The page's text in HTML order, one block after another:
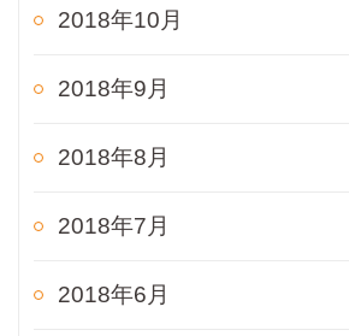
2018年10月
2018年9月
2018年8月
2018年7月
2018年6月